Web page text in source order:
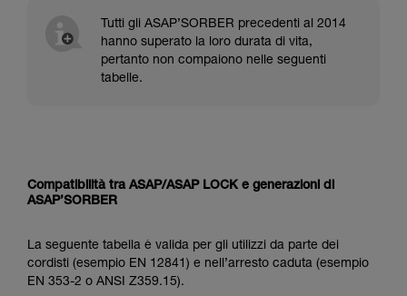
Tutti gli ASAP’SORBER precedenti al 2014
hanno superato la loro durata di vita,
pertanto non compaiono nelle seguenti
tabelle.
Compatibilità tra ASAP/ASAP LOCK e generazioni di
ASAP’SORBER
La seguente tabella è valida per gli utilizzi da parte dei
cordisti (esempio EN 12841) e nell’arresto caduta (esempio
EN 353-2 o ANSI Z359.15).